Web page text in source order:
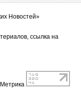
Новостей»
ссылка на